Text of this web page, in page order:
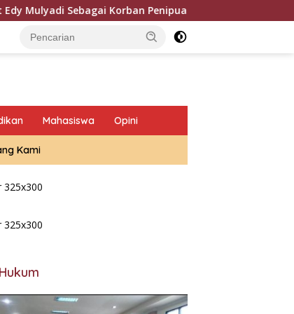
Korban Penipuan Dari Jaringan Pemasok PT. DAB
Mahasiswa Opini
Kami
ITS, Emas Hitam Pempes
Randupitu Bertransformasi